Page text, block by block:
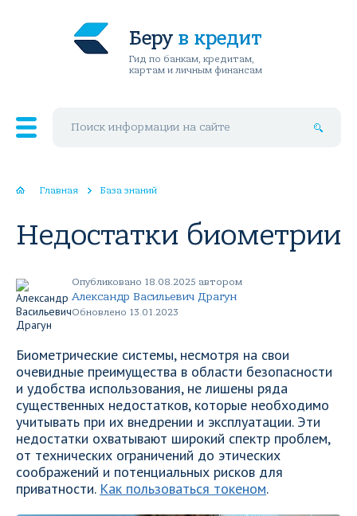
Беру в кредит
Гид по банкам, кредитам,
картам и личным финансам
Главная База знаний
Недостатки биометрии
Опубликовано 18.08.2025 автором
Александр Васильевич Драгун
Обновлено 13.01.2023
Биометрические системы, несмотря на свои
очевидные преимущества в области безопасности
и удобства использования, не лишены ряда
существенных недостатков, которые необходимо
учитывать при их внедрении и эксплуатации. Эти
недостатки охватывают широкий спектр проблем,
от технических ограничений до этических
соображений и потенциальных рисков для
приватности. Как пользоваться токеном.